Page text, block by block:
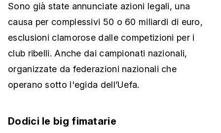
Sono già state annunciate azioni legali, una
causa per complessivi 50 o 60 miliardi di euro,
esclusioni clamorose dalle competizioni per i
club ribelli. Anche dai campionati nazionali,
organizzate da federazioni nazionali che
operano sotto l'egida dell’Uefa.
Dodici le big fimatarie